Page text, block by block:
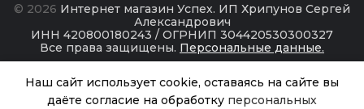
© 2026 Интернет магазин Успех. ИП Хрипунов Сергей
Александрович
ИНН 420800180243 / ОГРНИП 304420530300327
Все права защищены. Персональные данные.
Web-студии Вячеслава Круговых
Наш сайт использует cookie, оставаясь на сайте вы
даёте согласие на обработку персональных
Агротекс Проф